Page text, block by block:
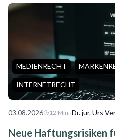
MEDIENRECHT
INTERNETRECHT
03.08.2026 12 Min.·Dr. jur. Urs
Neue